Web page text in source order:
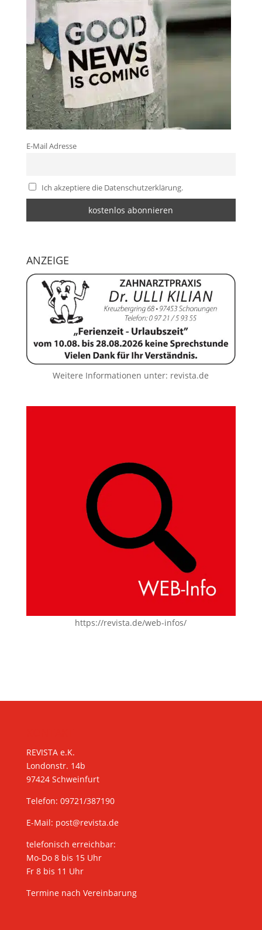
E-Mail Adresse
Ich akzeptiere die Datenschutzerklärung.
ANZEIGE
Weitere Informationen unter: revista.de
https://revista.de/web-infos/
REVISTA e.K.
Londonstr. 14b
97424 Schweinfurt
Telefon: 09721/387190
E-Mail: post@revista.de
telefonisch erreichbar:
Mo-Do 8 bis 15 Uhr
Fr 8 bis 11 Uhr
Termine nach Vereinbarung